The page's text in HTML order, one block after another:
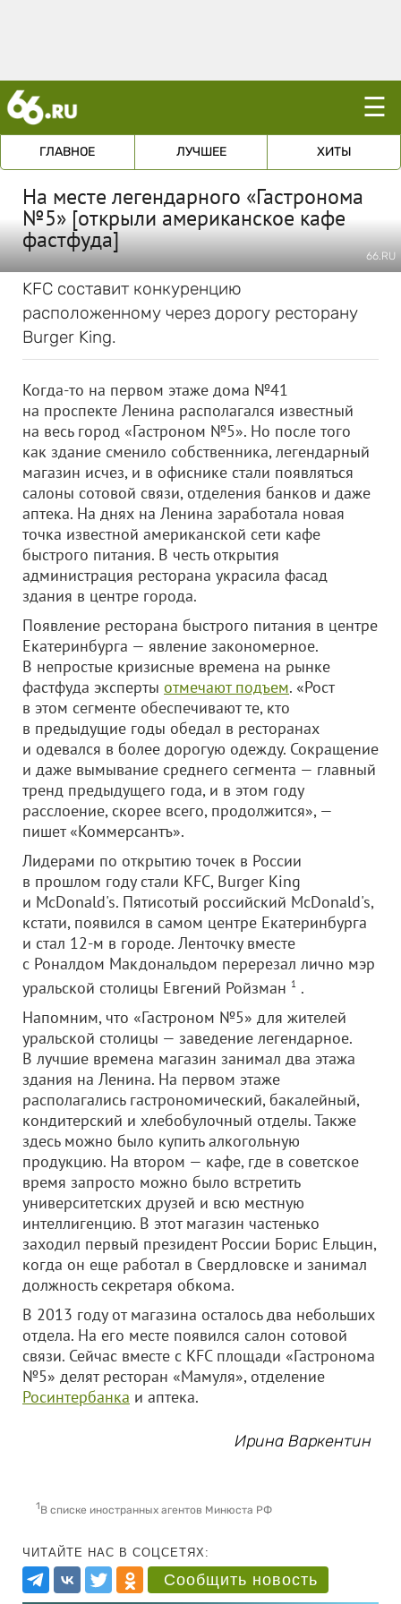
☰
ГЛАВНОЕ ЛУЧШЕЕ ХИТЫ
На месте легендарного «Гастронома
№5» [открыли американское кафе
фастфуда]
66.RU
KFC составит конкуренцию
расположенному через дорогу ресторану
Burger King.
Когда-то на первом этаже дома №41
на проспекте Ленина располагался известный
на весь город «Гастроном №5». Но после того
как здание сменило собственника, легендарный
магазин исчез, и в офиснике стали появляться
салоны сотовой связи, отделения банков и даже
аптека. На днях на Ленина заработала новая
точка известной американской сети кафе
быстрого питания. В честь открытия
администрация ресторана украсила фасад
здания в центре города.
Появление ресторана быстрого питания в центре
Екатеринбурга — явление закономерное.
В непростые кризисные времена на рынке
фастфуда эксперты отмечают подъем. «Рост
в этом сегменте обеспечивают те, кто
в предыдущие годы обедал в ресторанах
и одевался в более дорогую одежду. Сокращение
и даже вымывание среднего сегмента — главный
тренд предыдущего года, и в этом году
расслоение, скорее всего, продолжится», —
пишет «Коммерсантъ».
Лидерами по открытию точек в России
в прошлом году стали KFC, Burger King
и McDonald's. Пятисотый российский McDonald's,
кстати, появился в самом центре Екатеринбурга
и стал 12-м в городе. Ленточку вместе
с Роналдом Макдональдом перерезал лично мэр
уральской столицы Евгений Ройзман 1 .
Напомним, что «Гастроном №5» для жителей
уральской столицы — заведение легендарное.
В лучшие времена магазин занимал два этажа
здания на Ленина. На первом этаже
располагались гастрономический, бакалейный,
кондитерский и хлебобулочный отделы. Также
здесь можно было купить алкогольную
продукцию. На втором — кафе, где в советское
время запросто можно было встретить
университетских друзей и всю местную
интеллигенцию. В этот магазин частенько
заходил первый президент России Борис Ельцин,
когда он еще работал в Свердловске и занимал
должность секретаря обкома.
В 2013 году от магазина осталось два небольших
отдела. На его месте появился салон сотовой
связи. Сейчас вместе с KFC площади «Гастронома
№5» делят ресторан «Мамуля», отделение
Росинтербанка и аптека.
Ирина Варкентин
1В списке иностранных агентов Минюста РФ
ЧИТАЙТЕ НАС В СОЦСЕТЯХ:
Сообщить новость